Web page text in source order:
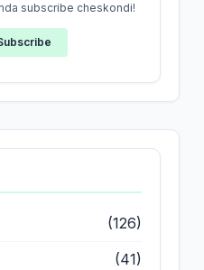
subscribe cheskondi!
(126)
(41)